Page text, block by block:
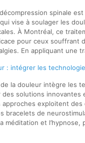
spinale
vise à soulager les
À Montréal, ce
pour ceux souffrant
En appliquant une
: intégrer les
de la douleur intègre les
solutions innovantes
approches exploitent des
bracelets de
méditation et l’hypnose,